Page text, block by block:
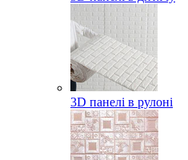
3D панелі в рулоні